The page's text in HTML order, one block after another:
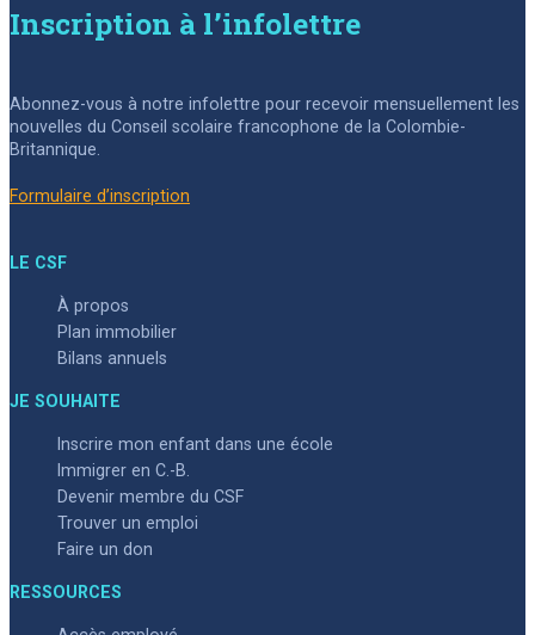
Inscription à l’infolettre
Abonnez-vous à notre infolettre pour recevoir mensuellement les
nouvelles du Conseil scolaire francophone de la Colombie-
Britannique.
Formulaire d’inscription
LE CSF
À propos
Plan immobilier
Bilans annuels
JE SOUHAITE
Inscrire mon enfant dans une école
Immigrer en C.-B.
Devenir membre du CSF
Trouver un emploi
Faire un don
RESSOURCES